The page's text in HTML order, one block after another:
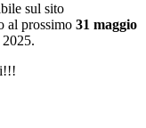
sul sito
al prossimo 31 maggio